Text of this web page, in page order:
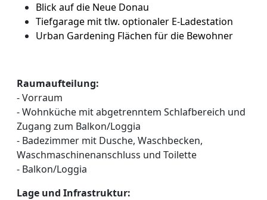
Blick auf die Neue Donau
Tiefgarage mit tlw. optionaler E-Ladestation
Urban Gardening Flächen für die Bewohner
Raumaufteilung:
- Vorraum
- Wohnküche mit abgetrenntem Schlafbereich und
Zugang zum Balkon/Loggia
- Badezimmer mit Dusche, Waschbecken,
Waschmaschinenanschluss und Toilette
- Balkon/Loggia
Lage und Infrastruktur: